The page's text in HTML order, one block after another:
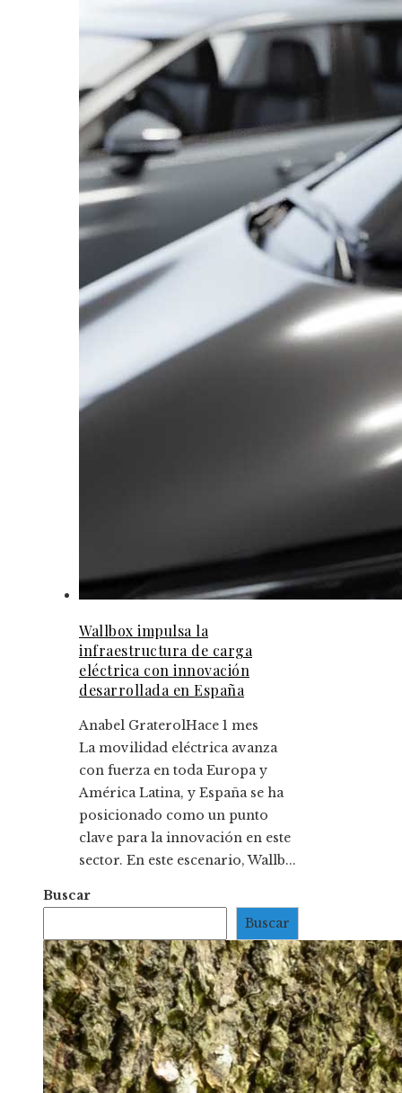
Wallbox impulsa la
infraestructura de carga
eléctrica con innovación
desarrollada en España
Anabel GraterolHace 1 mes
La movilidad eléctrica avanza
con fuerza en toda Europa y
América Latina, y España se ha
posicionado como un punto
clave para la innovación en este
sector. En este escenario, Wallb...
Buscar
Buscar